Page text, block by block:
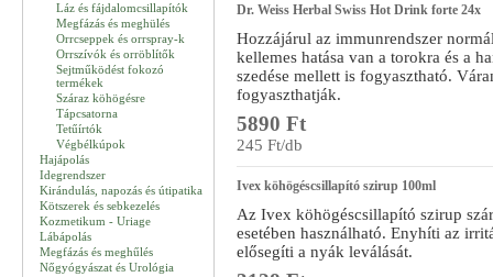
Láz és fájdalomcsillapítók
Megfázás és meghülés
Orrcseppek és orrspray-k
Orrszívók és orröblítők
Sejtműködést fokozó
termékek
Száraz köhögésre
Tápcsatorna
Tetűírtók
Végbélkúpok
Hajápolás
Idegrendszer
Kirándulás, napozás és útipatika
Kötszerek és sebkezelés
Kozmetikum - Uriage
Lábápolás
Megfázás és meghűlés
Nőgyógyászat és Urológia
Dr. Weiss Herbal Swiss Hot Drink forte 24x
Hozzájárul az immunrendszer
kellemes hatása van a torokra és a
szedése mellett is fogyasztható.
fogyaszthatják.
5890 Ft
245 Ft/db
Ivex köhögéscsillapító szirup 100ml
Az Ivex köhögéscsillapító szirup
esetében használható. Enyhíti az
elősegíti a nyák leválását.